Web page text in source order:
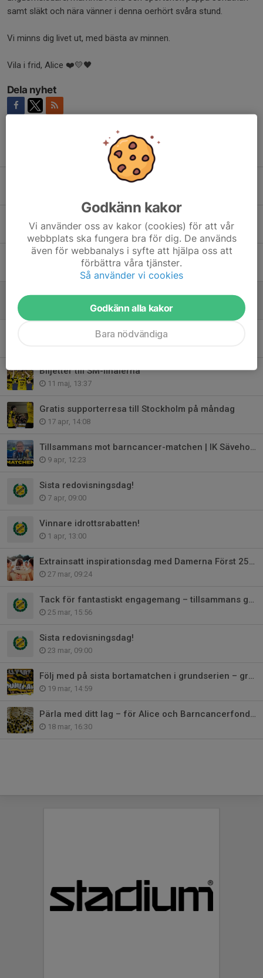
samt släkt och nära vänner i denna oerhört svåra stund.
Vi minns dig livet ut, med bästa av minnen.
Vila i frid, Alice ❤️💛🖤
Dela nyhet
IK Sävehof presenterar ny sportorganisation
5 aug, 15:00
Säsongens medlems- & träningsavgifter 26/27
21 jul, 15:00
IK Sävehof har stor sorg
Biljetter till SM-finalerna
11 maj, 13:37
Gratis supporterresa till Stockholm på måndag
17 apr, 14:08
Tillsammans mot barncancer-matchen | IK Sävehof – Skuru IK, kvartsfinal 3:5
9 apr, 12:23
Sista redovisningsdag!
7 apr, 09:00
Vinnare idrottsrabatten!
1 apr, 13:00
Extrainsatt inspirationsdag med Damerna Först 25 april
27 mar, 09:24
Tack för fantastiskt engagemang – tillsammans gör vi skillnad!
25 mar, 15:56
Sista redovisningsdag!
23 mar, 09:00
Följ med på sista bortamatchen i grundserien – gratis bussresa till Önnered
19 mar, 14:59
Pärla med ditt lag – för Alice och Barncancerfonden
18 mar, 16:30
Godkänn kakor
Vi använder oss av kakor (cookies) för att vår
webbplats ska fungera bra för dig. De används
även för webbanalys i syfte att hjälpa oss att
förbättra våra tjänster.
Så använder vi cookies
Godkänn alla kakor
Bara nödvändiga